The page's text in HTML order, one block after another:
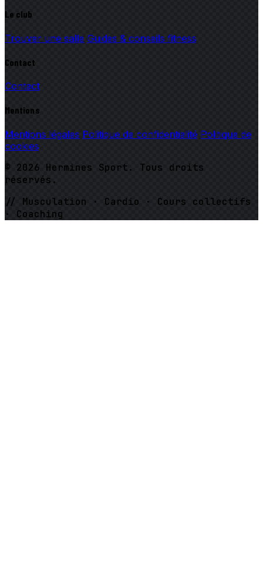
Le club
Trouver une salle Guides & conseils fitness
Contact
Contact
Mentions
Mentions légales Politique de confidentialité Politique de
cookies
© 2026 Hermines Sport. Tous droits
réservés.
// Musculation · Cardio · Cours collectifs
· Coaching